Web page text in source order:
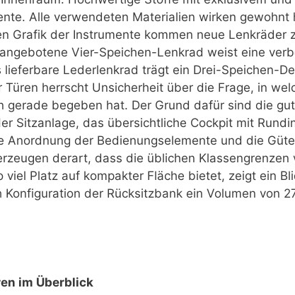
Alle verwendeten Materialien wirken
Grafik der Instrumente kommen neue Lenkräder
Vier-Speichen-Lenkrad weist eine
lieferbare Lederlenkrad trägt ein Drei-Speichen-
Türen herrscht Unsicherheit über die Frage, in
gerade begeben hat. Der Grund dafür sind die
Sitzanlage, das übersichtliche Cockpit mit
Anordnung der Bedienungselemente und die
derart, dass die üblichen Klassengrenzen
viel Platz auf kompakter Fläche bietet, zeigt ein
Konfiguration der Rücksitzbank ein Volumen von
im Überblick